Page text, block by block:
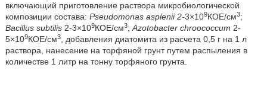
включающий приготовление раствора микробиологической
композиции состава: Pseudomonas asplenii 2-3×109КОЕ/см3;
Bacillus subtilis2-3×109КОЕ/см3; Azotobacter chroococcum 2-
5×109КОЕ/см3, добавления диатомита из расчета 0,5 г на 1 л
раствора, нанесение на торфяной грунт путем распыления в
количестве 1 литр на тонну торфяного грунта.